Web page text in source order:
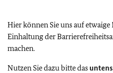
Hier können Sie uns auf
Einhaltung der
machen.
Nutzen Sie dazu bitte das